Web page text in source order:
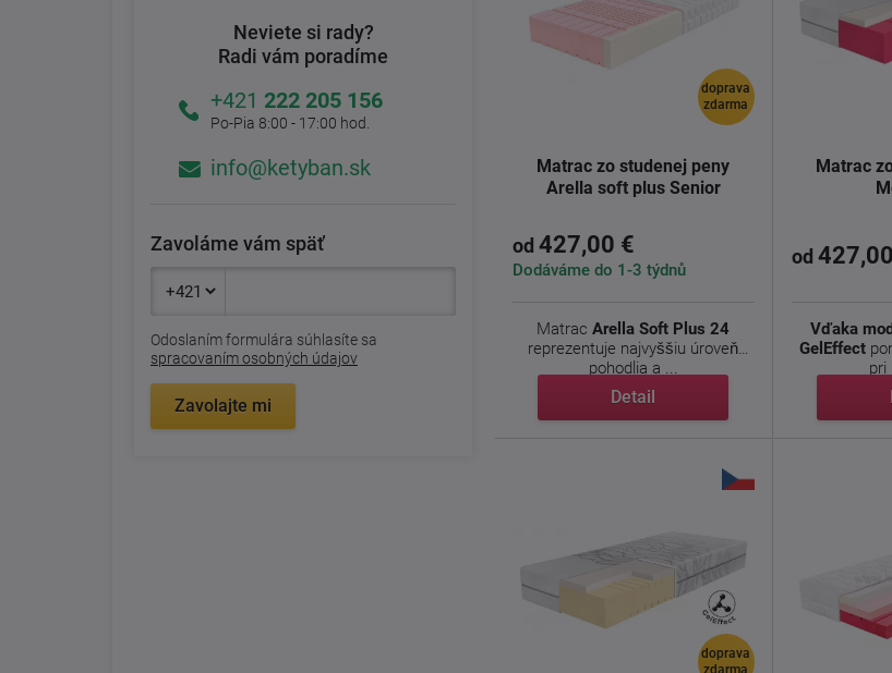
Neviete si rady?
Radi vám poradíme
+421 222 205 156
Po-Pia 8:00 - 17:00 hod.
info@ketyban.sk
Zavoláme vám späť
Odoslaním formulára súhlasíte sa
spracovaním osobných údajov
Zavolajte mi
doprava
zdarma
Matrac zo studenej peny
Arella soft plus Senior
od 427,00 €
Dodáváme do 1-3 týdnů
MatracArella Soft Plus 24
reprezentuje najvyššiu úroveň
pohodlia a ...
Detail
Matrac
od
Vďaka
GelEffect
pri
doprava
zdarma